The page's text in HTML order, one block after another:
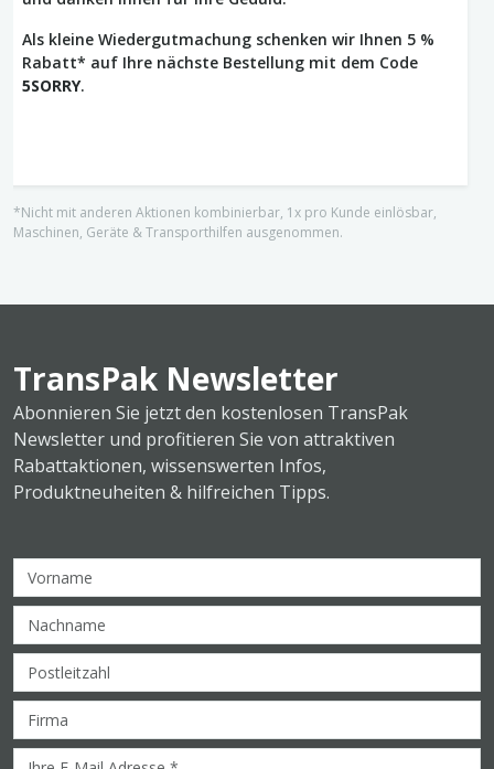
Als kleine Wiedergutmachung schenken wir Ihnen 5 %
Rabatt* auf Ihre nächste Bestellung mit dem Code
5SORRY.
*Nicht mit anderen Aktionen kombinierbar, 1x pro Kunde einlösbar,
Maschinen, Geräte & Transporthilfen ausgenommen.
TransPak Newsletter
Abonnieren Sie jetzt den kostenlosen TransPak
Newsletter und profitieren Sie von attraktiven
Rabattaktionen, wissenswerten Infos,
Produktneuheiten & hilfreichen Tipps.